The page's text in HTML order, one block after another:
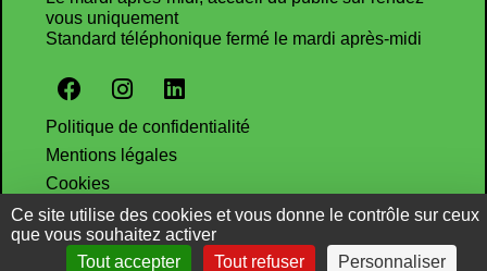
Ce site utilise des cookies et vous donne le contrôle sur ceux
que vous souhaitez activer
Tout accepter
Tout refuser Personnaliser
vous uniquement
Standard téléphonique fermé le mardi après-midi
Politique de confidentialité
Mentions légales
Cookies